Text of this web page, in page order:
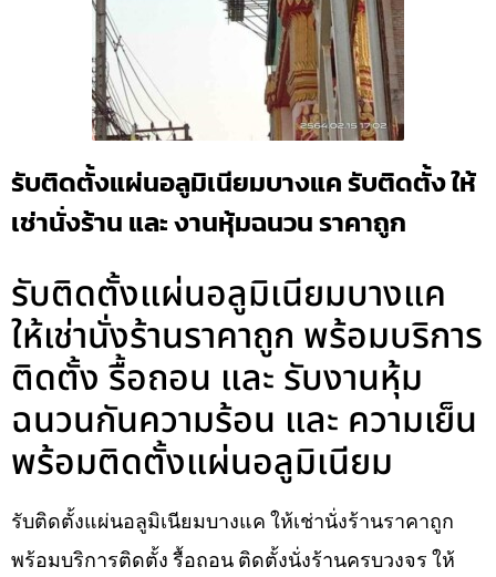
รับติดตั้งแผ่นอลูมิเนียมบางแค รับติดตั้ง ให้
เช่านั่งร้าน และ งานหุ้มฉนวน ราคาถูก
รับติดตั้งแผ่นอลูมิเนียมบางแค
ให้เช่านั่งร้านราคาถูก พร้อมบริการ
ติดตั้ง รื้อถอน และ รับงานหุ้ม
ฉนวนกันความร้อน และ ความเย็น
พร้อมติดตั้งแผ่นอลูมิเนียม
รับติดตั้งแผ่นอลูมิเนียมบางแค ให้เช่านั่งร้านราคาถูก
พร้อมบริการติดตั้ง รื้อถอน ติดตั้งนั่งร้านครบวงจร ให้